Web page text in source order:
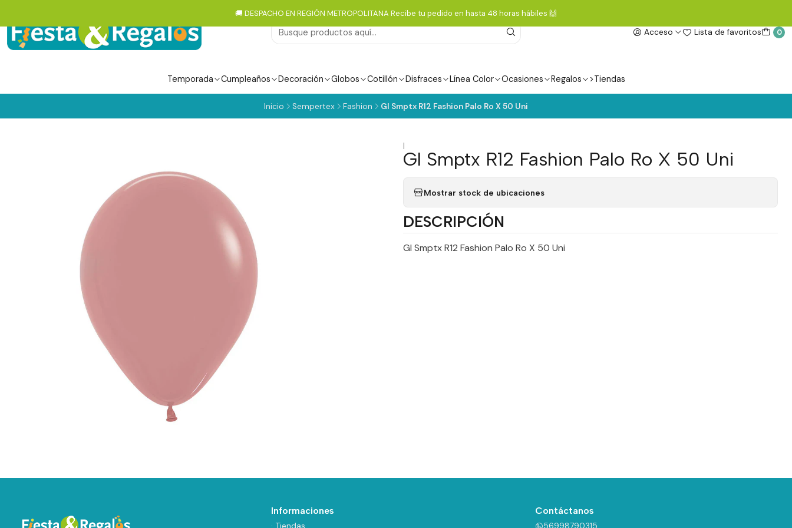
Acceso Lista de favoritos 0
Temporada Cumpleaños Decoración Globos Cotillón Disfraces Línea Color Ocasiones Regalos >Tiendas
🚚 DESPACHO EN REGIÓN METROPOLITANA Recibe tu pedido en hasta 48 horas hábiles 🙌
Inicio Sempertex Fashion Gl Smptx R12 Fashion Palo Ro X 50 Uni
|
Gl Smptx R12 Fashion Palo Ro X 50 Uni
Mostrar stock de ubicaciones
DESCRIPCIÓN
Gl Smptx R12 Fashion Palo Ro X 50 Uni
Informaciones
· Tiendas
Contáctanos
56998790315